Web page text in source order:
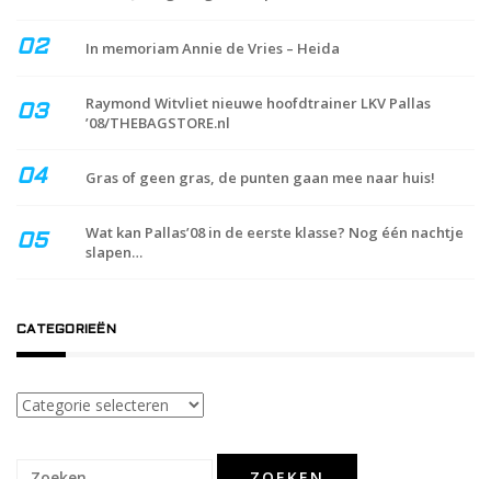
In memoriam Annie de Vries – Heida
Raymond Witvliet nieuwe hoofdtrainer LKV Pallas
’08/THEBAGSTORE.nl
Gras of geen gras, de punten gaan mee naar huis!
Wat kan Pallas’08 in de eerste klasse? Nog één nachtje
slapen…
CATEGORIEËN
Categorieën
Zoeken